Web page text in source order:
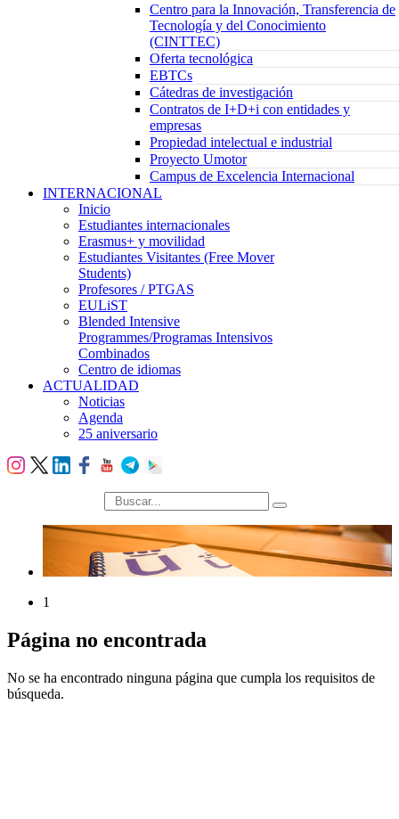
Centro para la Innovación, Transferencia de
Tecnología y del Conocimiento
(CINTTEC)
Oferta tecnológica
EBTCs
Cátedras de investigación
Contratos de I+D+i con entidades y
empresas
Propiedad intelectual e industrial
Proyecto Umotor
Campus de Excelencia Internacional
INTERNACIONAL
Inicio
Estudiantes internacionales
Erasmus+ y movilidad
Estudiantes Visitantes (Free Mover
Students)
Profesores / PTGAS
EULiST
Blended Intensive
Programmes/Programas Intensivos
Combinados
Centro de idiomas
ACTUALIDAD
Noticias
Agenda
25 aniversario
búsqueda
1
Página no encontrada
No se ha encontrado ninguna página que cumpla los requisitos de
búsqueda.